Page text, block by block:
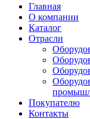
Главная
О компании
Каталог
Отрасли
Покупателю
Контакты